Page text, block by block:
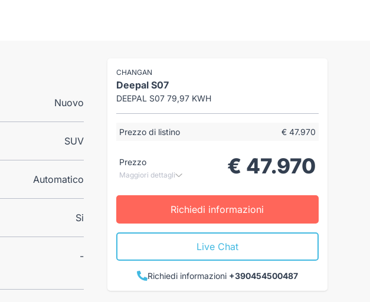
Nuovo
SUV
Automatico
Si
-
CHANGAN
Deepal S07
DEEPAL S07 79,97 KWH
Prezzo di listino € 47.970
Prezzo
Maggiori dettagli € 47.970
Richiedi informazioni
Live Chat
Richiedi informazioni +390454500487